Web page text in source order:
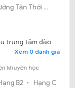
Toà nhà 67, Tân Thới Nhất 1, Phường Tân Thới Nhất, Quận 12, TP.HCM
trung tâm đào
hết sức khó
đào tạo lái xe
Xem 0 đánh giá
khuyên học
B2 Hạng C